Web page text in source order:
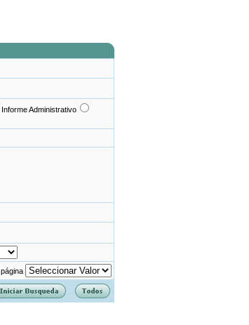
Informe Administrativo